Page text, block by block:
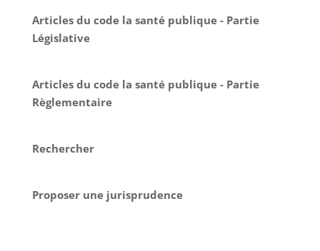
Articles du code la santé publique - Partie
Législative
Articles du code la santé publique - Partie
Règlementaire
Rechercher
Proposer une jurisprudence